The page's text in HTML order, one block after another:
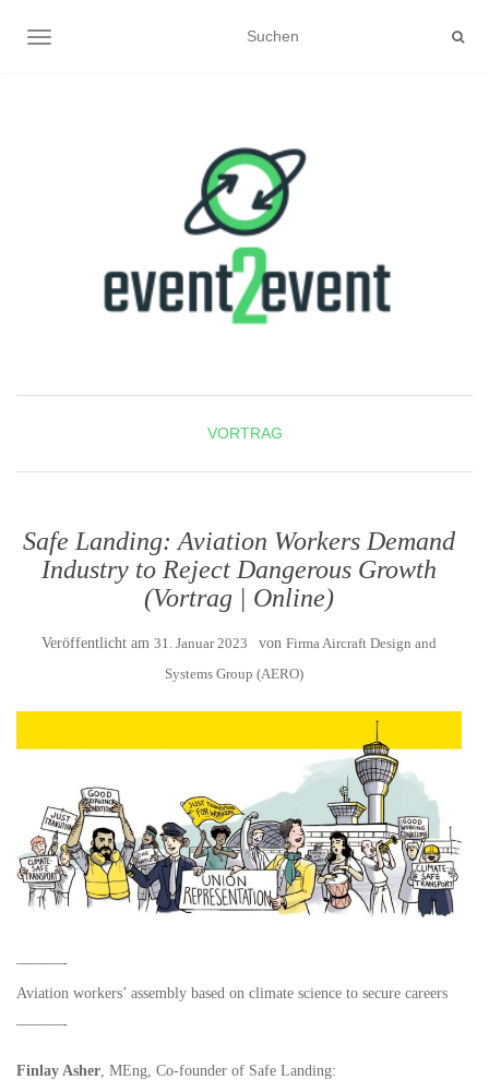
NAVIGATION UMSCHALTEN
VORTRAG
Safe Landing: Aviation Workers Demand
Industry to Reject Dangerous Growth
(Vortrag | Online)
Veröffentlicht am 31. Januar 2023 von Firma Aircraft Design and
Systems Group (AERO)
———-
Aviation workers’ assembly based on climate science to secure careers
———-
Finlay Asher , MEng, Co-founder of Safe Landing: